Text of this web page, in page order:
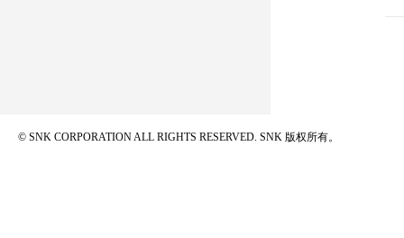
© SNK CORPORATION ALL RIGHTS RESERVED. SNK 版权所有。